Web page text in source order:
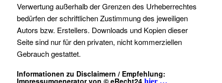
Verwertung außerhalb der Grenzen des Urheberrechtes
bedürfen der schriftlichen Zustimmung des jeweiligen
Autors bzw. Erstellers. Downloads und Kopien dieser
Seite sind nur für den privaten, nicht kommerziellen
Gebrauch gestattet.
Informationen zu Disclaimern / Empfehlung:
Impressumgenerator von © eRecht24 hier …